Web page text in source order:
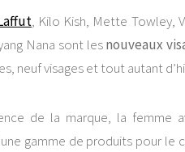
, Kilo Kish, Mette Towley,
Nana sont lesnouveaux
neuf visages et tout autant
de la marque, la femme
gamme de produits pour le